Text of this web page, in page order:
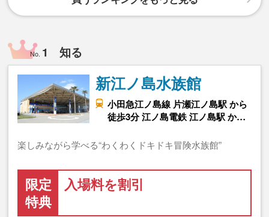
No. 1 知る
新江ノ島水族館
小田急江ノ島線 片瀬江ノ島駅 から
徒歩3分 江ノ島電鉄 江ノ島駅 か…
楽しみながら学べる“わくわくドキドキ冒険水族館”
限定
特典
入場料を割引